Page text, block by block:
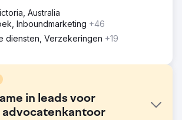
Australia
Inboundmarketing +46
diensten, Verzekeringen +19
in leads voor